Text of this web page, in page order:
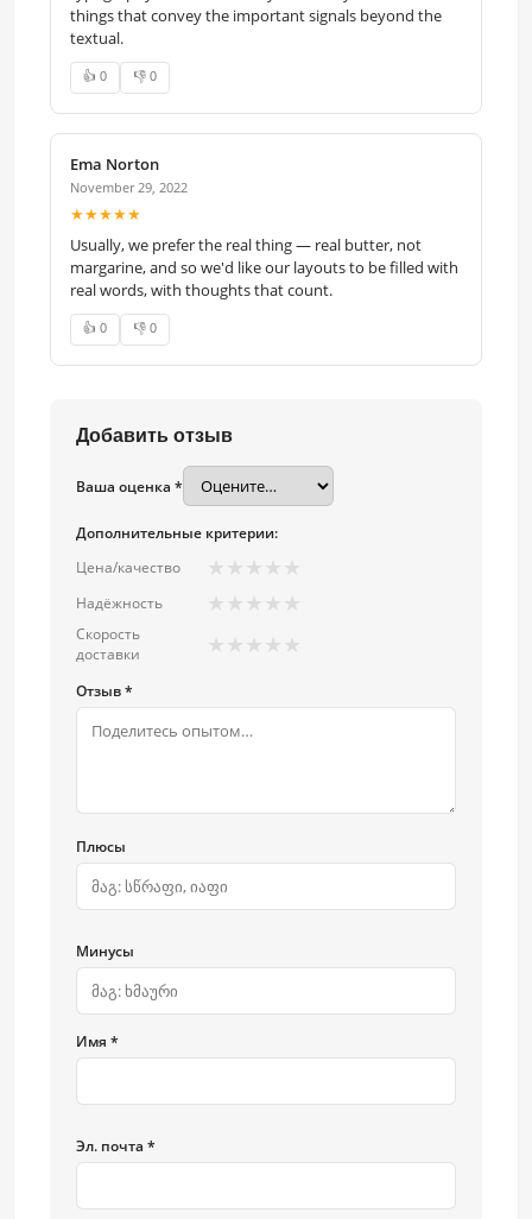
things that convey the important signals beyond the
textual.
👍 0 👎 0
Ema Norton
November 29, 2022
★★★★★
Usually, we prefer the real thing — real butter, not
margarine, and so we'd like our layouts to be filled with
real words, with thoughts that count.
👍 0 👎 0
Добавить отзыв
Ваша оценка *
Дополнительные критерии:
Цена/качество
★ ★ ★ ★ ★
Надёжность ★ ★ ★ ★ ★
Скорость
доставки
★ ★ ★ ★ ★
Отзыв *
Плюсы
Минусы
Имя *
Эл. почта *